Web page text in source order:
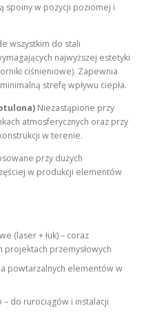
spoiny w pozycji poziomej i
wszystkim do stali
najwyższej estetyki
ciśnieniowe). Zapewnia
strefę wpływu ciepła.
Niezastąpione przy
atmosferycznych oraz przy
w terenie.
przy dużych
w produkcji elementów
(laser + łuk) – coraz
przemysłowych
powtarzalnych elementów w
do rurociągów i instalacji